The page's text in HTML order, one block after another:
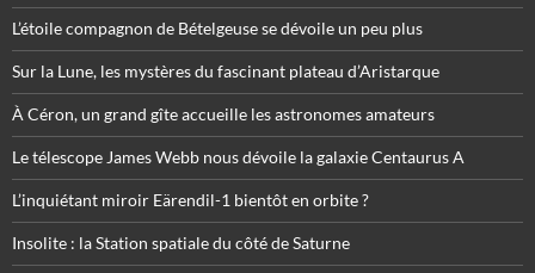
L’étoile compagnon de Bételgeuse se dévoile un peu plus
Sur la Lune, les mystères du fascinant plateau d’Aristarque
À Céron, un grand gîte accueille les astronomes amateurs
Le télescope James Webb nous dévoile la galaxie Centaurus A
L’inquiétant miroir Eärendil-1 bientôt en orbite ?
Insolite : la Station spatiale du côté de Saturne